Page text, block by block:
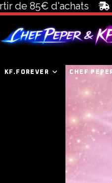
85€ d'achats
KF.FOREVER CHEF